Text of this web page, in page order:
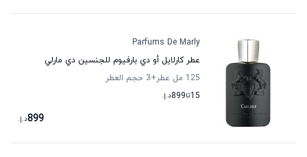
Parfums De Marly
عطر كارلايل أو دي بارفيوم للجنسين دي مارلي
125 مل عطر
+3
حجم العطر
15تا899د.إ.
899د.إ.